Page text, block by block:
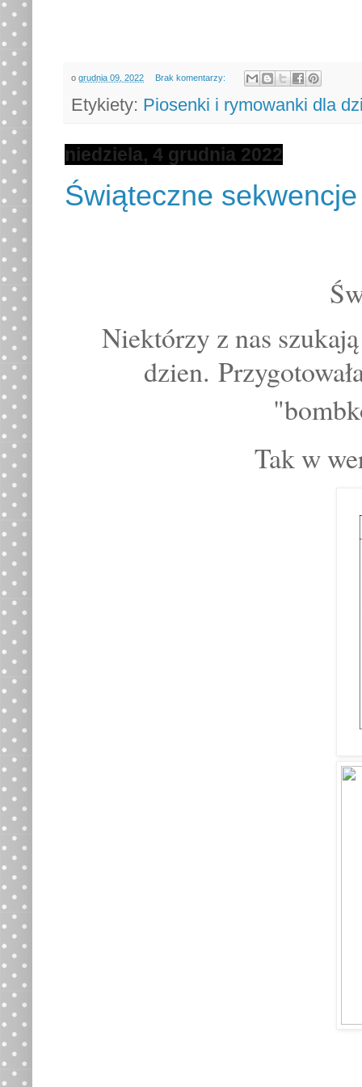
o grudnia 09, 2022 Brak komentarzy:
Etykiety: Piosenki i rymowanki dla
niedziela, 4 grudnia 2022
Świąteczne
Niektórzy z nas
dzien.
Tak w